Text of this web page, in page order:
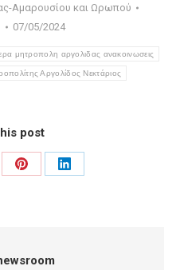
Αμαρουσίου και Ωρωπού
07/05/2024
μητροπολη αργολιδας ανακοινωσεις
Αργολίδος Νεκτάριος
post
Share
Share